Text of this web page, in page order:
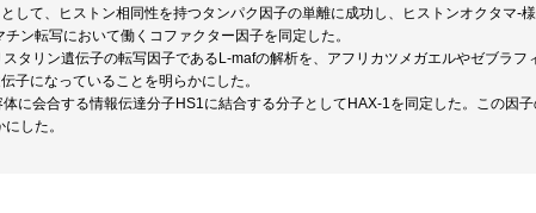
して、ヒストン相同性を持つタンパク因子の単離に成功し、ヒストンオクタマ-
ン転写において働くコファクター因子を同定した。
タリン遺伝子の転写因子であるL-mafの解析を、アフリカツメガエルやゼブラフ
子になっていることを明らかにした。
に会合する情報伝達分子HS1に結合する分子としてHAX-1を同定した。この因
した。